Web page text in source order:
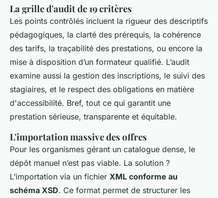
La grille d'audit de 19 critères
Les points contrôlés incluent la rigueur des descriptifs
pédagogiques, la clarté des prérequis, la cohérence
des tarifs, la traçabilité des prestations, ou encore la
mise à disposition d’un formateur qualifié. L’audit
examine aussi la gestion des inscriptions, le suivi des
stagiaires, et le respect des obligations en matière
d'accessibilité. Bref, tout ce qui garantit une
prestation sérieuse, transparente et équitable.
L'importation massive des offres
Pour les organismes gérant un catalogue dense, le
dépôt manuel n’est pas viable. La solution ?
L’importation via un fichier XML conforme au
schéma XSD. Ce format permet de structurer les